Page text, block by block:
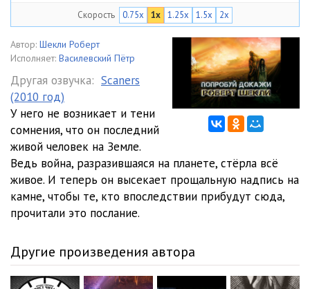
Скорость 0.75x 1x 1.25x 1.5x 2x
Автор: Шекли Роберт
Исполняет: Василевский Пётр
Другая озвучка: Scaners
(2010 год)
У него не возникает и тени
сомнения, что он последний
живой человек на Земле.
Ведь война, разразившаяся на планете, стёрла всё
живое. И теперь он высекает прощальную надпись на
камне, чтобы те, кто впоследствии прибудут сюда,
прочитали это послание.
Другие произведения автора